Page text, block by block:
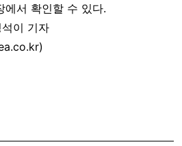
에서 확인할 수 있다.
이 기자